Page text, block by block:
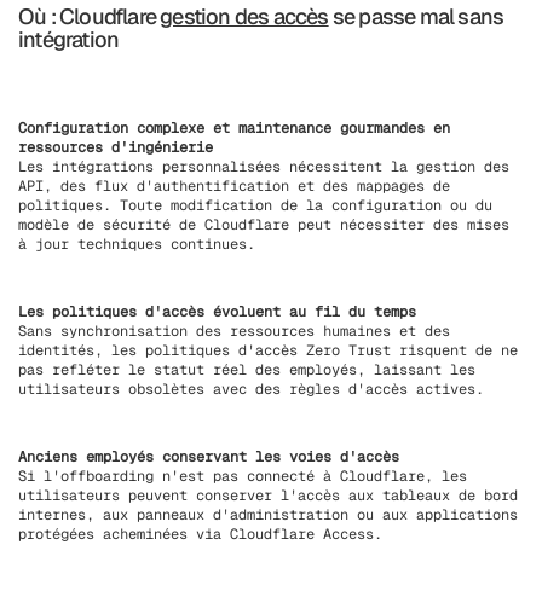
Où : Cloudflaregestion des accèsse passe mal sans
intégration
Configuration complexe et maintenance gourmandes en
ressources d'ingénierie
Les intégrations personnalisées nécessitent la gestion des
API, des flux d'authentification et des mappages de
politiques. Toute modification de la configuration ou du
modèle de sécurité de Cloudflare peut nécessiter des mises
à jour techniques continues.
Les politiques d'accès évoluent au fil du temps
Sans synchronisation des ressources humaines et des
identités, les politiques d'accès Zero Trust risquent de ne
pas refléter le statut réel des employés, laissant les
utilisateurs obsolètes avec des règles d'accès actives.
Anciens employés conservant les voies d'accès
Si l'offboarding n'est pas connecté à Cloudflare, les
utilisateurs peuvent conserver l'accès aux tableaux de bord
internes, aux panneaux d'administration ou aux applications
protégées acheminées via Cloudflare Access.